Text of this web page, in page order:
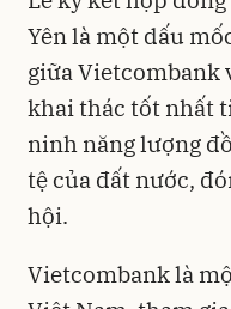
Yên là một dấu
giữa Vietcombank
khai thác tốt nhất
ninh năng lượng
tệ của đất nước,
hội.
Vietcombank là